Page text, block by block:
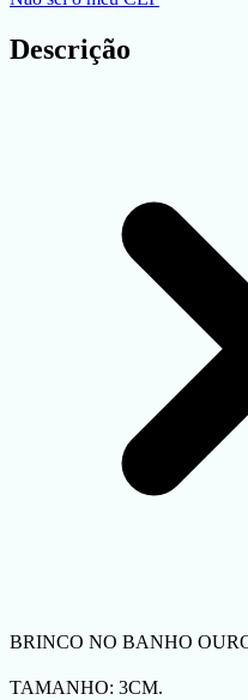
Descrição
BRINCO NO BANHO
TAMANHO: 3CM.